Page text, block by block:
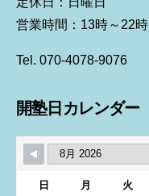
営業時間：13時～22時
Tel. 070-4078-9076
開塾日カレンダー
日 月 火